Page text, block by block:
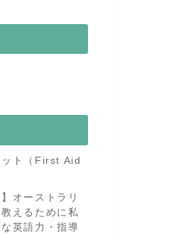
ット（First Aid
オーストラリ
えるために私
英語力・指導